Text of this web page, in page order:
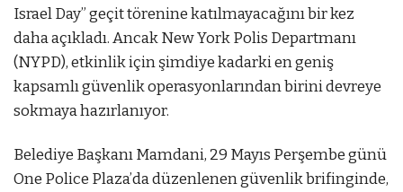
Israel Day” geçit törenine katılmayacağını bir kez
daha açıkladı. Ancak New York Polis Departmanı
(NYPD), etkinlik için şimdiye kadarki en geniş
kapsamlı güvenlik operasyonlarından birini devreye
sokmaya hazırlanıyor.
Belediye Başkanı Mamdani, 29 Mayıs Perşembe günü
One Police Plaza’da düzenlenen güvenlik brifinginde,